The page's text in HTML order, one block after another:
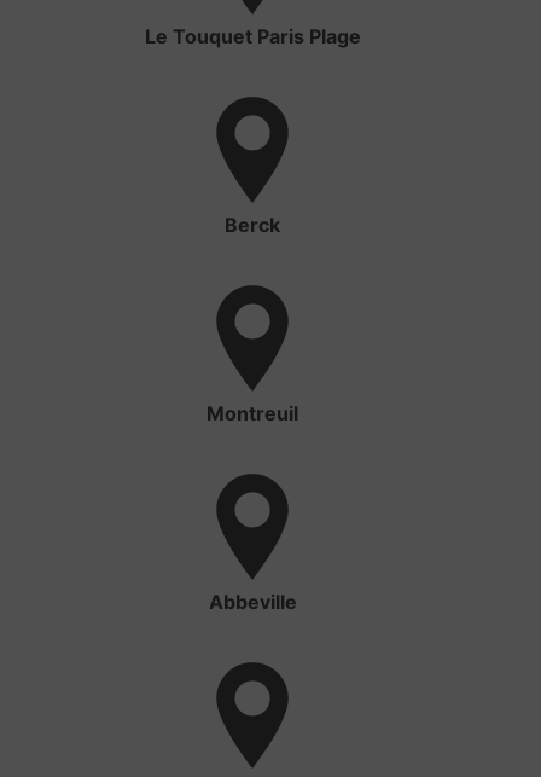
Le Touquet Paris Plage
Berck
Montreuil
Abbeville